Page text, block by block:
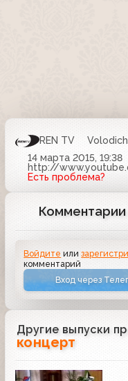
REN TV
14 марта 2015, 19:38
http://
Есть проблема?
Комментарии
Войдите или
комментарий
Вход через
Другие выпуски
концерт